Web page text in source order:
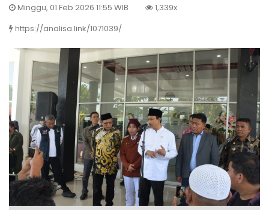
Minggu, 01 Feb 2026 11:55 WIB
1,339x
https://analisa.link/1071039/